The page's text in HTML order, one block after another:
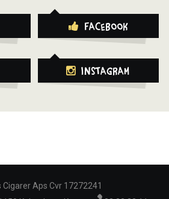
Facebook
Instagram
Cigarer Aps Cvr 17272241